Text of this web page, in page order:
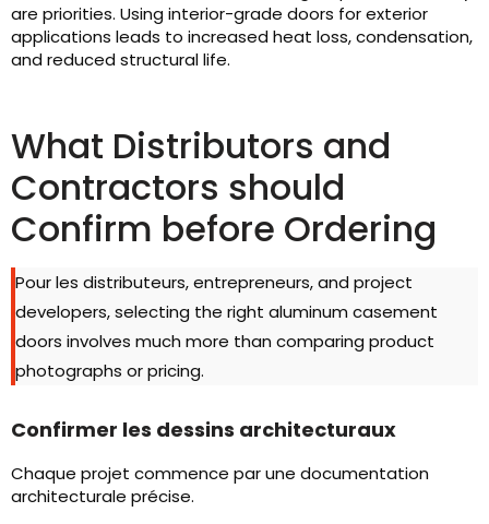
are priorities. Using interior-grade doors for exterior
applications leads to increased heat loss, condensation,
and reduced structural life.
What Distributors and
Contractors should
Confirm before Ordering
Pour les distributeurs, entrepreneurs,and project
developers,selecting the right aluminum casement
doors involves much more than comparing product
photographs or pricing.
Confirmer les dessins architecturaux
Chaque projet commence par une documentation
architecturale précise.